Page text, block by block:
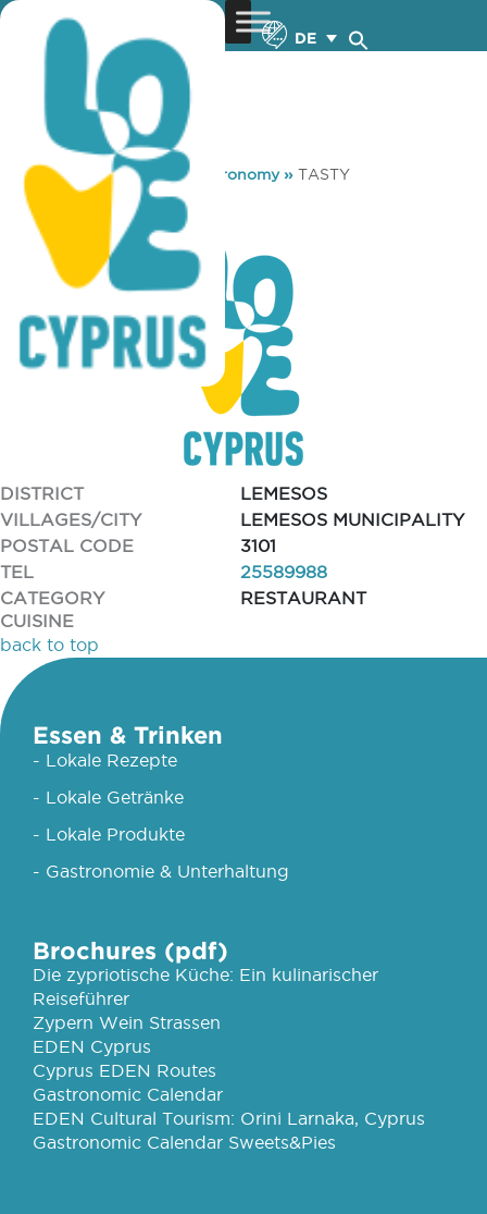
DE
You are here: Home »Gastronomy» TASTY
TASTY
DISTRICT
LEMESOS
VILLAGES/CITY
LEMESOS MUNICIPALITY
POSTAL CODE
3101
TEL
25589988
CATEGORY
RESTAURANT
CUISINE
back to top
Essen & Trinken
- Lokale Rezepte
- Lokale Getränke
- Lokale Produkte
- Gastronomie & Unterhaltung
Brochures (pdf)
Die zypriotische Küche: Ein kulinarischer
Reiseführer
Zypern Wein Strassen
EDEN Cyprus
Cyprus EDEN Routes
Gastronomic Calendar
EDEN Cultural Tourism: Orini Larnaka, Cyprus
Gastronomic Calendar Sweets&Pies